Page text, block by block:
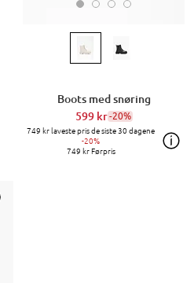
Boots med snøring
599 kr-20%
749 krlaveste pris de siste 30 dagene
-20%
749 krFørpris